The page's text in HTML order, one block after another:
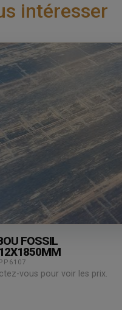
intéresser
FOSSIL
vous pour voir les prix.